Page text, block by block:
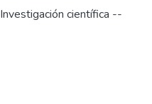
Investigación científica --